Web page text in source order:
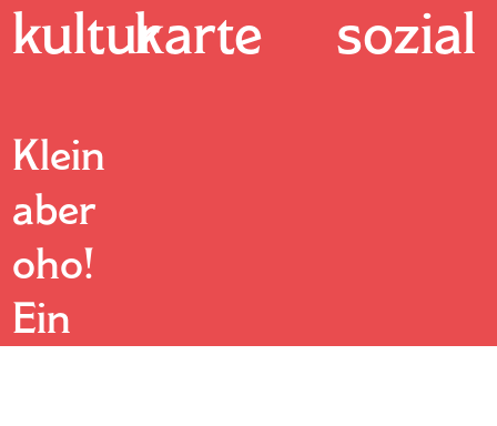
kultur
Klein
aber
oho!
Ein
karte sozial